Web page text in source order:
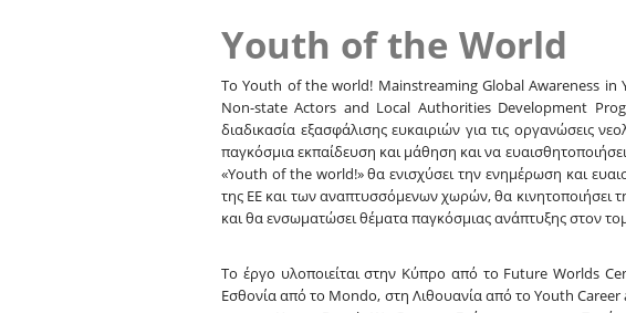
Youth of the World
Το Youth of the world! Mainstreaming Global Awareness in
Non-state Actors and Local Authorities Development
διαδικασία εξασφάλισης ευκαιριών για τις οργανώσεις
παγκόσμια εκπαίδευση και μάθηση και να
«Youth of the world!» θα ενισχύσει την ενημέρωση και
της ΕΕ και των αναπτυσσόμενων χωρών, θα κινητοποιήσει
και θα ενσωματώσει θέματα παγκόσμιας ανάπτυξης στον
Το έργο υλοποιείται στην Κύπρο από το Future Worlds
Εσθονία από το Mondo, στη Λιθουανία από το Youth